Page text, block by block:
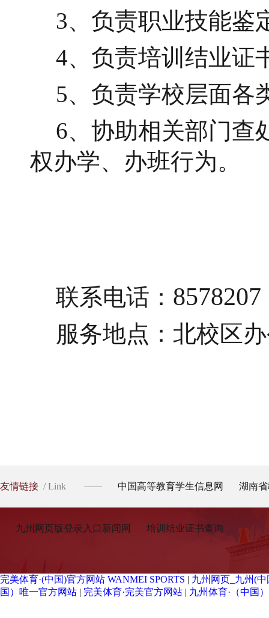
3、负责职业技能鉴
4、负责培训结业证
5、负责学校层面各
6、协助相关部门查
权办学、办班行为。
联系电话： 8578207
服务地点：北校区
友情链接 / Link 中国高等教育学生信息网 湖南
九州网页版登录入口新闻网 培训结业证书查询
完美体育·(中国)官方网站 WANMEI SPORTS | 九州网页_九州(中
国）唯一官方网站 | 完美体育·完美官方网站 | 九州体育·（中国